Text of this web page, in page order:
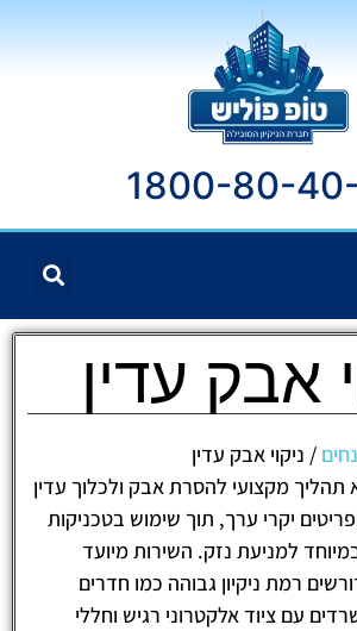
1800-80-
אבק עדין
/ ניקוי אבק עדין
תהליך מקצועי להסרת אבק ולכלוך עדין
יקרי ערך, תוך שימוש בטכניקות
למניעת נזק. השירות מיועד
רמת ניקיון גבוהה כמו חדרים
עם ציוד אלקטרוני רגיש וחללי